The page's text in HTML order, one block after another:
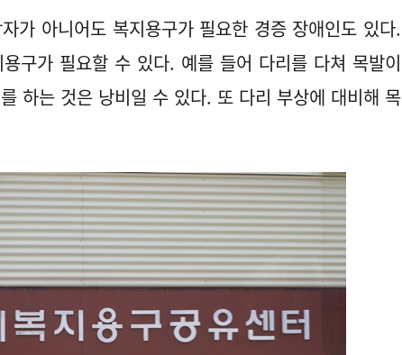
가 아니어도 복지용구가 필요한 경증 장애인도 있다.
구가 필요할 수 있다. 예를 들어 다리를 다쳐 목발이
하는 것은 낭비일 수 있다. 또 다리 부상에 대비해 목